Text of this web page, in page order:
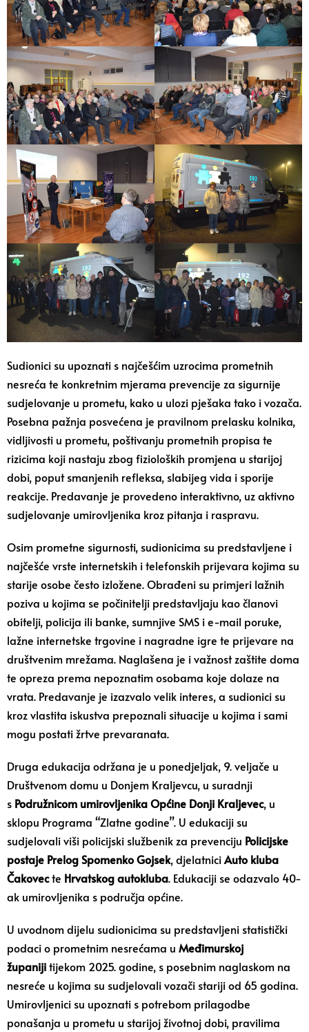
Sudionici su upoznati s najčešćim uzrocima prometnih
nesreća te konkretnim mjerama prevencije za sigurnije
sudjelovanje u prometu, kako u ulozi pješaka tako i vozača.
Posebna pažnja posvećena je pravilnom prelasku kolnika,
vidljivosti u prometu, poštivanju prometnih propisa te
rizicima koji nastaju zbog fizioloških promjena u starijoj
dobi, poput smanjenih refleksa, slabijeg vida i sporije
reakcije. Predavanje je provedeno interaktivno, uz aktivno
sudjelovanje umirovljenika kroz pitanja i raspravu.
Osim prometne sigurnosti, sudionicima su predstavljene i
najčešće vrste internetskih i telefonskih prijevara kojima su
starije osobe često izložene. Obrađeni su primjeri lažnih
poziva u kojima se počinitelji predstavljaju kao članovi
obitelji, policija ili banke, sumnjive SMS i e-mail poruke,
lažne internetske trgovine i nagradne igre te prijevare na
društvenim mrežama. Naglašena je i važnost zaštite doma
te opreza prema nepoznatim osobama koje dolaze na
vrata. Predavanje je izazvalo velik interes, a sudionici su
kroz vlastita iskustva prepoznali situacije u kojima i sami
mogu postati žrtve prevaranata.
Druga edukacija održana je u ponedjeljak, 9. veljače u
Društvenom domu u Donjem Kraljevcu, u suradnji
s Podružnicom umirovljenika Općine Donji Kraljevec, u
sklopu Programa “Zlatne godine”. U edukaciji su
sudjelovali viši policijski službenik za prevenciju Policijske
postaje Prelog Spomenko Gojsek, djelatniciAuto kluba
Čakovecte Hrvatskog autokluba. Edukaciji se odazvalo 40-
ak umirovljenika s područja općine.
U uvodnom dijelu sudionicima su predstavljeni statistički
podaci o prometnim nesrećama u Međimurskoj
županijitijekom 2025. godine, s posebnim naglaskom na
nesreće u kojima su sudjelovali vozači stariji od 65 godina.
Umirovljenici su upoznati s potrebom prilagodbe
ponašanja u prometu u starijoj životnoj dobi, pravilima